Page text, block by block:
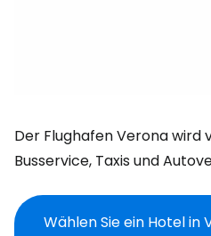
Der Flughafen Verona
Busservice, Taxis und
Wählen Sie ein Hotel in